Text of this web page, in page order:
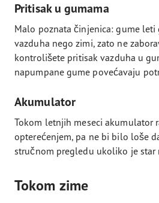
Pritisak u gumama
Malo poznata činjenica: gume
vazduha nego zimi, zato ne
kontrolišete pritisak vazduha u
napumpane gume povećavaju
Akumulator
Tokom letnjih meseci akumulator
opterećenjem, pa ne bi bilo loše
stručnom pregledu ukoliko je
Tokom zime